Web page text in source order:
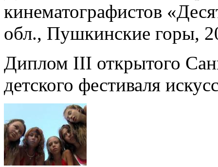
кинематографистов
обл., Пушкинские горы,
Диплом III открытого
детского фестиваля